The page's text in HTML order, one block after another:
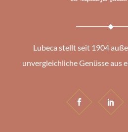
Lubeca stellt seit 1904
unvergleichliche Genüsse aus